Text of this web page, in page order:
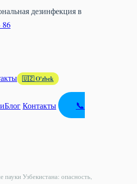
дезинфекция в
86
🇺🇿 O'zbek
БлогКонтакты
📞
пауки Узбекистана: опасность,